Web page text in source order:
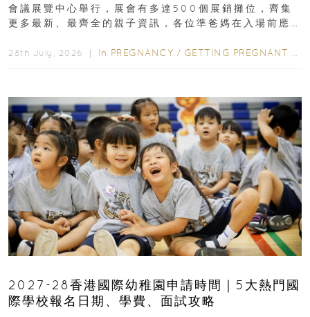
會議展覽中心舉行，展會有多達500個展銷攤位，齊集
更多最新、最齊全的親子資訊，各位準爸媽在入場前應
28th July, 2026 ｜ In PREGNANCY / GETTING PREGNANT
2027-28香港國際幼稚園申請時間｜5大熱門國
際學校報名日期、學費、面試攻略